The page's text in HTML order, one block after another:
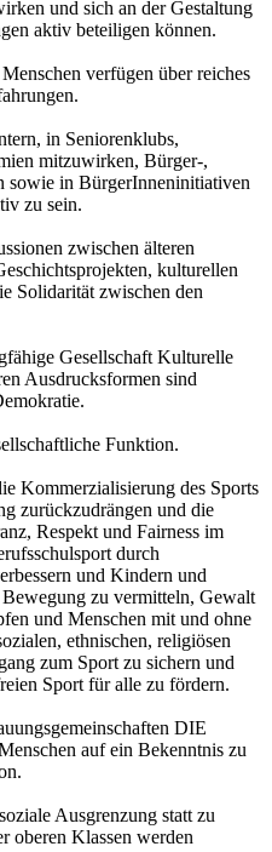
und sich an der Gestaltung
aktiv beteiligen können.
verfügen über reiches
in Seniorenklubs,
mitzuwirken, Bürger-,
sowie in BürgerInneninitiativen
zu sein.
zwischen älteren
kulturellen
Solidarität zwischen den
Gesellschaft Kulturelle
Ausdrucksformen sind
Funktion.
Kommerzialisierung des Sports
zurückzudrängen und die
Respekt und Fairness im
durch
und Kindern und
zu vermitteln, Gewalt
und Menschen mit und ohne
ethnischen, religiösen
zum Sport zu sichern und
Sport für alle zu fördern.
DIE
auf ein Bekenntnis zu
Ausgrenzung statt zu
oberen Klassen werden